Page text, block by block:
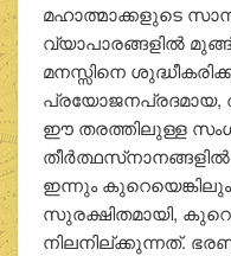
മഹാത്മാക്കളുടെ
വ്യാപാരങ്ങളില്‍
മനസ്സിനെ
പ്രയോജനപ്രദമായ,
ഈ തരത്തിലുള്ള
ഇന്നും
സുരക്ഷിതമായി,
നിലനില്ക്കുന്നത്.